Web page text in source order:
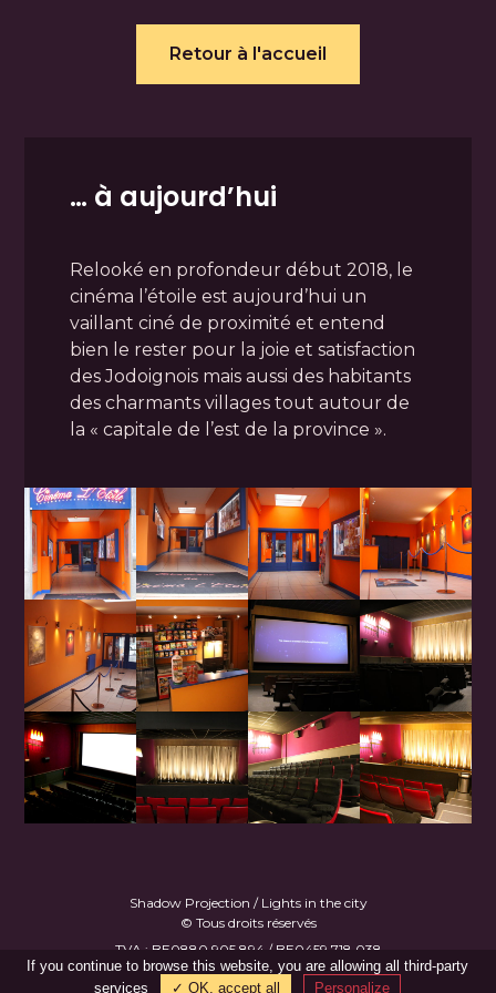
Retour à l'accueil
… à aujourd’hui
Relooké en profondeur début 2018, le
cinéma l’étoile est aujourd’hui un
vaillant ciné de proximité et entend
bien le rester pour la joie et satisfaction
des Jodoignois mais aussi des habitants
des charmants villages tout autour de
la « capitale de l’est de la province ».
Shadow Projection / Lights in the city
© Tous droits réservés
TVA : BE0880.905.894 / BE0459.718.038
Made with♥byB.Gee
If you continue to browse this website, you are allowing all third-party
services
✓ OK, accept all Personalize